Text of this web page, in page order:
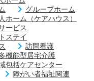
グループホーム
ホーム（ケアハウス）
ービス
ステイ
訪問看護
機能型居宅介護
包括ケアセンター
障がい者福祉関連